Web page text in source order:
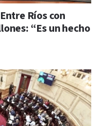
Ríos con
“Es un hecho